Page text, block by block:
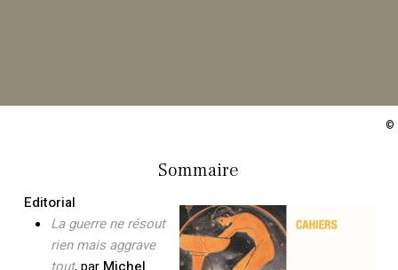
©
Sommaire
Editorial
La guerre ne résout
rien mais aggrave
tout, par Michel